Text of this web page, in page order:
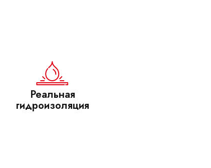
Реальная
гидроизоляция